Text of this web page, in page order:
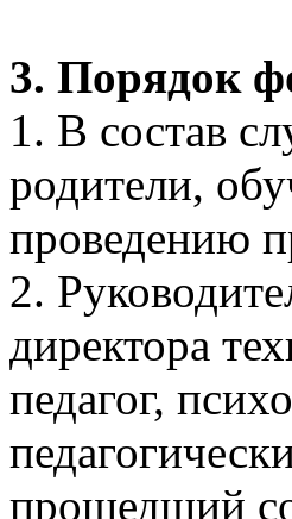
3. Порядок
1. В состав
родители,
проведению
2.
директора
педагог,
прошедший